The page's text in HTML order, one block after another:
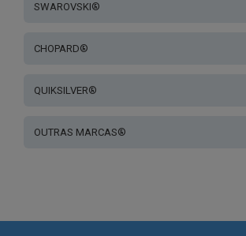
SWAROVSKI®
CHOPARD®
QUIKSILVER®
OUTRAS MARCAS®